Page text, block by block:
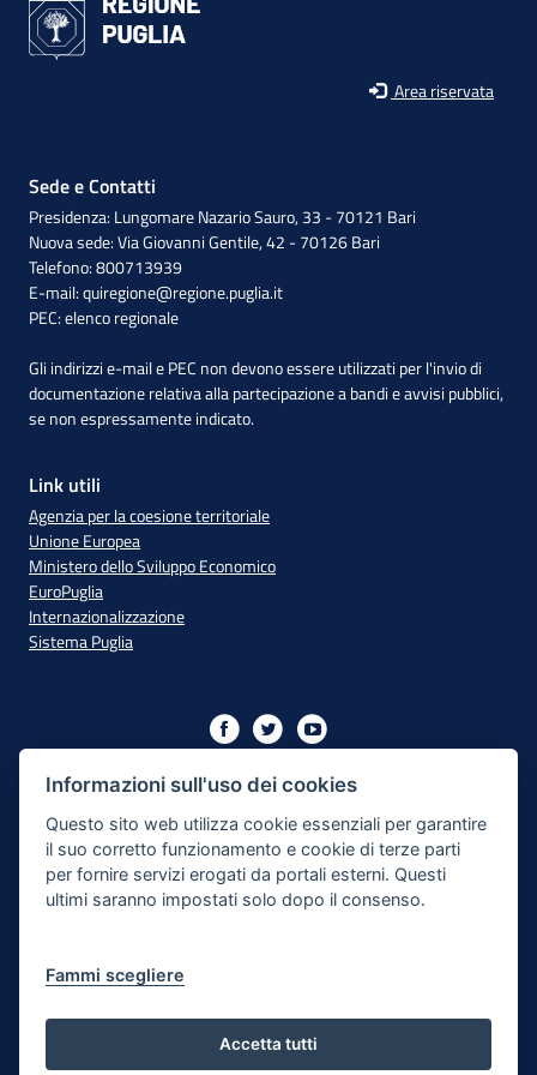
Area riservata
Sede e Contatti
Presidenza: Lungomare Nazario Sauro, 33 - 70121 Bari
Nuova sede: Via Giovanni Gentile, 42 - 70126 Bari
Telefono: 800713939
E-mail:quiregione@regione.puglia.it
PEC:elenco regionale
Gli indirizzi e-mail e PEC non devono essere utilizzati per l'invio di
documentazione relativa alla partecipazione a bandi e avvisi pubblici,
se non espressamente indicato.
Link utili
Agenzia per la coesione territoriale
Unione Europea
Ministero dello Sviluppo Economico
EuroPuglia
Internazionalizzazione
Sistema Puglia
XIII
Dichiarazione di Accessibilità
Note Legali
Informazioni sull'uso dei cookies
Questo sito web utilizza cookie essenziali per garantire
il suo corretto funzionamento e cookie di terze parti
per fornire servizi erogati da portali esterni. Questi
ultimi saranno impostati solo dopo il consenso.
Fammi scegliere
Accetta tutti